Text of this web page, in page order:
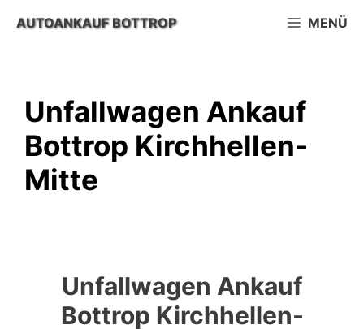
InhaltAUTOANKAUF BOTTROP MENÜ
Unfallwagen Ankauf
Bottrop Kirchhellen-
Mitte
Unfallwagen Ankauf
Bottrop Kirchhellen-